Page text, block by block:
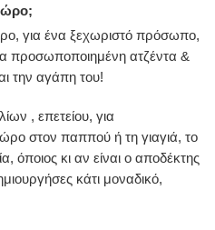
για ένα ξεχωριστό πρόσωπο,
προσωποποιημένη ατζέντα &
την αγάπη του!
, επετείου, για
στον παππού ή τη γιαγιά, το
όποιος κι αν είναι ο αποδέκτης
κάτι μοναδικό,